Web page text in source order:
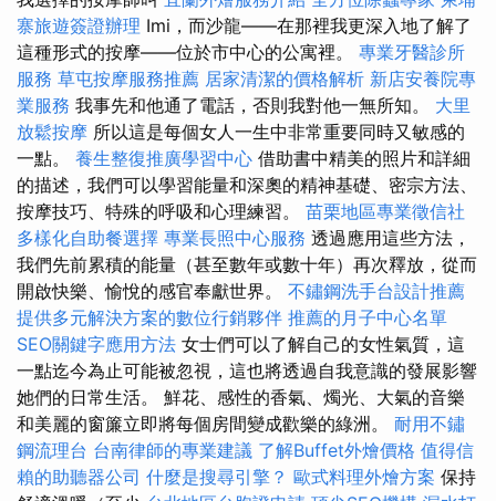
寨旅遊簽證辦理 Imi，而沙龍——在那裡我更深入地了解了
這種形式的按摩——位於市中心的公寓裡。 專業牙醫診所
服務 草屯按摩服務推薦 居家清潔的價格解析 新店安養院專
業服務 我事先和他通了電話，否則我對他一無所知。 大里
放鬆按摩 所以這是每個女人一生中非常重要同時又敏​​感的
一點。 養生整復推廣學習中心 借助書中精美的照片和詳細
的描述，我們可以學習能量和深奧的精神基礎、密宗方法、
按摩技巧、特殊的呼吸和心理練習。 苗栗地區專業徵信社
多樣化自助餐選擇 專業長照中心服務 透過應用這些方法，
我們先前累積的能量（甚至數年或數十年）再次釋放，從而
開啟快樂、愉悅的感官奉獻世界。 不鏽鋼洗手台設計推薦
提供多元解決方案的數位行銷夥伴 推薦的月子中心名單
SEO關鍵字應用方法 女士們可以了解自己的女性氣質，這
一點迄今為止可能被忽視，這也將透過自我意識的發展影響
她們的日常生活。 鮮花、感性的香氣、燭光、大氣的音樂
和美麗的窗簾立即將每個房間變成歡樂的綠洲。 耐用不鏽
鋼流理台 台南律師的專業建議 了解Buffet外燴價格 值得信
賴的助聽器公司 什麼是搜尋引擎？ 歐式料理外燴方案 保持